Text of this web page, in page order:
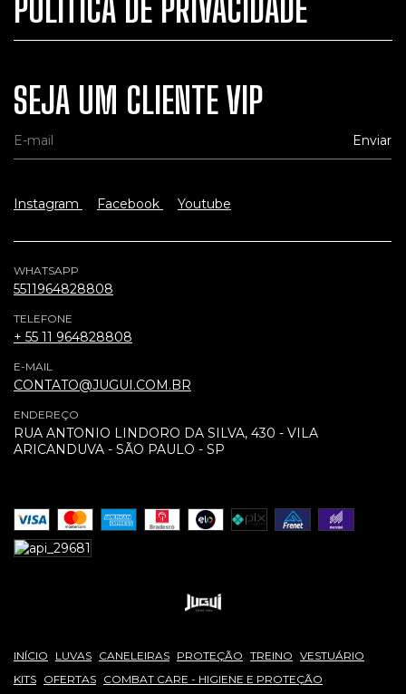
POLÍTICA DE PRIVACIDADE
SEJA UM CLIENTE VIP
Instagram Facebook Youtube
WHATSAPP
5511964828808
TELEFONE
+ 55 11 964828808
E-MAIL
CONTATO@JUGUI.COM.BR
ENDEREÇO
RUA ANTONIO LINDORO DA SILVA, 430 - VILA
ARICANDUVA - SÃO PAULO - SP
INÍCIO LUVAS CANELEIRAS PROTEÇÃO TREINO VESTUÁRIO
KITS OFERTAS COMBAT CARE - HIGIENE E PROTEÇÃO